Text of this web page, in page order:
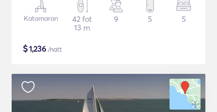
Katamaran
42 fot
13 m
9 5 5
$1,236 /natt